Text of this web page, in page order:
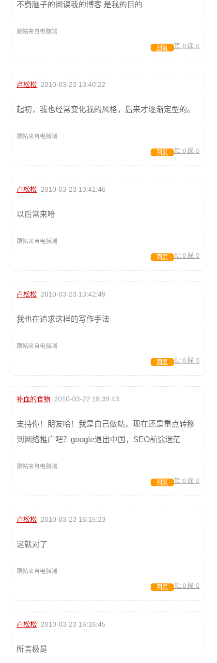
不费脑子的阅读我的博客 是我的目的
跟帖来自电脑端
顶: 0 踩: 0
回复
卢松松 2010-03-23 13:40:22
起初，我也经常变化我的风格，后来才逐渐定型的。
跟帖来自电脑端
顶: 0 踩: 0
回复
卢松松 2010-03-23 13:41:46
以后常来哈
跟帖来自电脑端
顶: 0 踩: 0
回复
卢松松 2010-03-23 13:42:49
我也在追求这样的写作手法
跟帖来自电脑端
顶: 0 踩: 0
回复
补血的食物 2010-03-22 18:39:43
支持你！朋友哈！我是自己做站，现在还是重点转移
到网络推广吧？google退出中国，SEO前途迷茫
跟帖来自电脑端
顶: 0 踩: 0
回复
卢松松 2010-03-23 16:15:23
这就对了
跟帖来自电脑端
顶: 0 踩: 0
回复
卢松松 2010-03-23 16:16:45
所言极是